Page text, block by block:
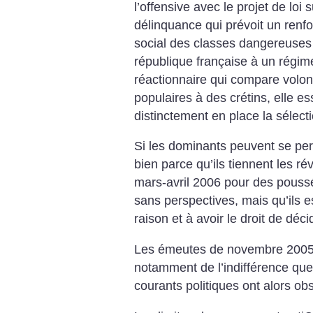
l’offensive avec le projet de loi
délinquance qui prévoit un
social des classes
république française à un
réactionnaire qui compare
populaires à des crétins, elle
distinctement en place la
Si les dominants peuvent se
bien parce qu’ils tiennent les
mars-avril 2006 pour des
sans perspectives, mais qu’ils
raison et à avoir le droit de
Les émeutes de novembre
notamment de l’indifférence
courants politiques ont alors